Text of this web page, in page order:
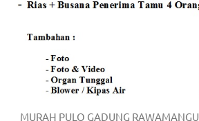
MURAH PULO GADUNG